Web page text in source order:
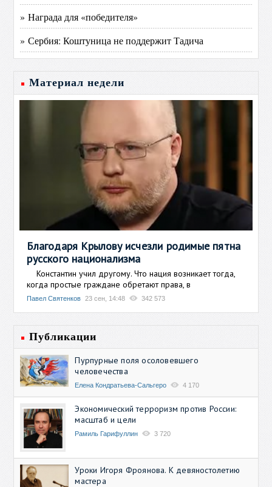
» Награда для «победителя»
» Сербия: Коштуница не поддержит Тадича
Материал недели
Благодаря Крылову исчезли родимые пятна
русского национализма
Константин учил другому. Что нация возникает тогда,
когда простые граждане обретают права, в
Павел Святенков 23 сен, 14:48 342 573
Публикации
Пурпурные поля осоловевшего
человечества
Елена Кондратьева-Сальгеро 4 170
Экономический терроризм против России:
масштаб и цели
Рамиль Гарифуллин 3 720
Уроки Игоря Фроянова. К девяностолетию
мастера